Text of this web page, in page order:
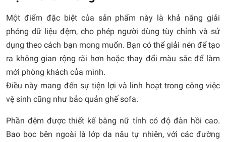
Một điểm đặc biệt của sản phẩm này là khả năng giải
phóng dữ liệu đệm, cho phép người dùng tùy chỉnh và sử
dụng theo cách bạn mong muốn. Bạn có thể giải nén để tạo
ra không gian rộng rãi hơn hoặc thay đổi màu sắc để làm
mới phòng khách của mình.
Điều này mang đến sự tiện lợi và linh hoạt trong công việc
vệ sinh cũng như bảo quản ghế sofa.
Phần đệm được thiết kế bằng nữ tính có độ đàn hồi cao.
Bao bọc bên ngoài là lớp da nâu tự nhiên, với các đường